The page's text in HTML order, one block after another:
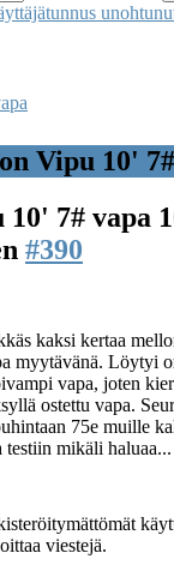
Vipu 10'
7# vapa
#390
kaksi kertaa
myytävänä. Löytyi
vapa, joten
ostettu vapa.
75e muille
testiin mikäli haluaa...
viestejä.